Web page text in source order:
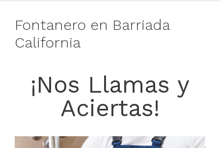
Fontanero en Barriada
California
¡Nos Llamas y
Aciertas!